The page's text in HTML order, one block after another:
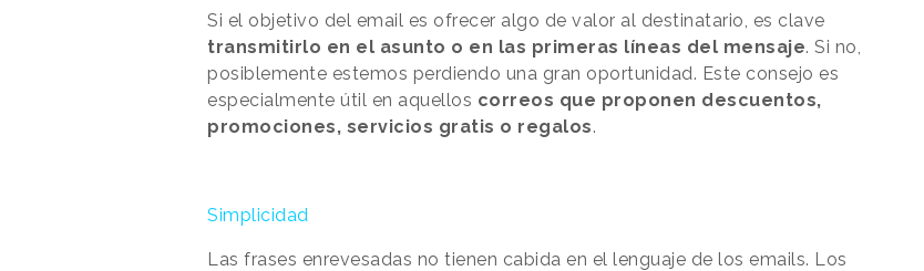
Si el objetivo del email es ofrecer algo de valor al destinatario, es clave
transmitirlo en el asunto o en las primeras líneas del mensaje. Si no,
posiblemente estemos perdiendo una gran oportunidad. Este consejo es
especialmente útil en aquellos correos que proponen descuentos,
promociones, servicios gratis o regalos.
Simplicidad
Las frases enrevesadas no tienen cabida en el lenguaje de los emails. Los